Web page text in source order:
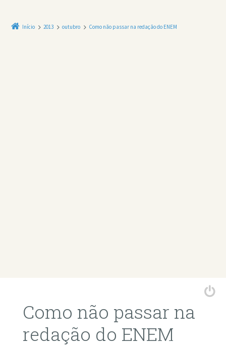
Início 2013 outubro Como não passar na redação do ENEM
Como não passar na
redação do ENEM